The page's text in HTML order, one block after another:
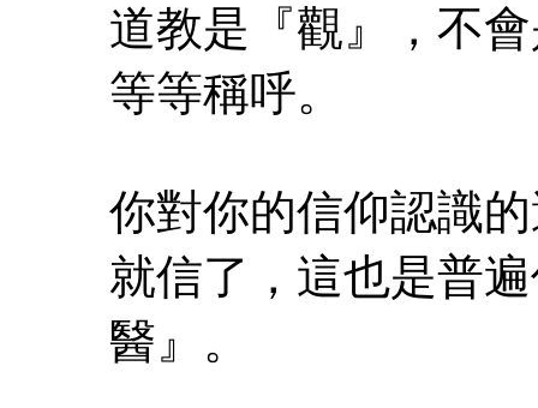
道教是『觀』，不
等等稱呼。
你對你的信仰認識
就信了，這也是普
醫』。